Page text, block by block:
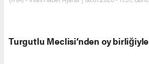
Turgutlu Meclisi’nden oy